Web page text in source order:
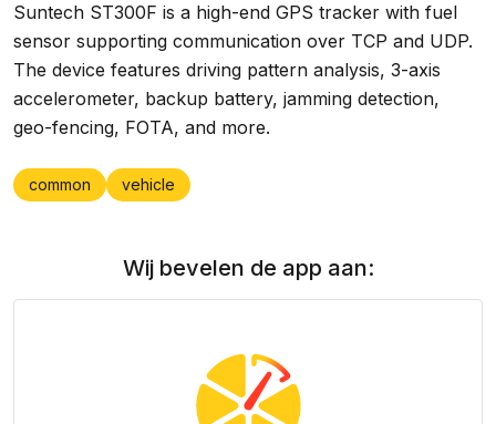
Suntech ST300F is a high-end GPS tracker with fuel
sensor supporting communication over TCP and UDP.
The device features driving pattern analysis, 3-axis
accelerometer, backup battery, jamming detection,
geo-fencing, FOTA, and more.
common vehicle
Wij bevelen de app aan: